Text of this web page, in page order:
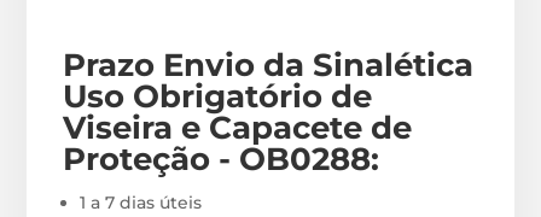
Prazo Envio da Sinalética
Uso Obrigatório de
Viseira e Capacete de
Proteção - OB0288:
1 a 7 dias úteis